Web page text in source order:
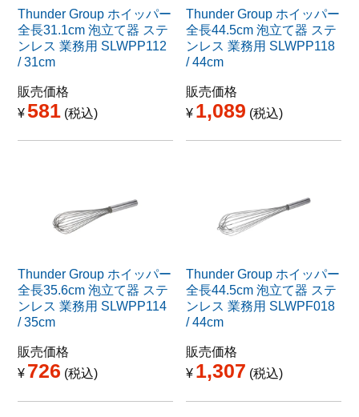
Thunder Group ホイッパー
全長31.1cm 泡立て器 ステ
ンレス 業務用 SLWPP112
/ 31cm
販売価格
¥581 税込
Thunder Group ホイッパー
全長44.5cm 泡立て器 ステ
ンレス 業務用 SLWPP118
/ 44cm
販売価格
¥ 1,089 税込
Thunder Group ホイッパー
全長35.6cm 泡立て器 ステ
ンレス 業務用 SLWPP114
/ 35cm
販売価格
¥ 726 税込
Thunder Group ホイッパー
全長44.5cm 泡立て器 ステ
ンレス 業務用 SLWPF018
/ 44cm
販売価格
¥ 1,307 税込